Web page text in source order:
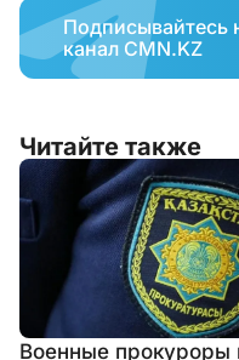
Подписывайтесь
канал CMN.KZ
Читайте также
Военные прокуроры